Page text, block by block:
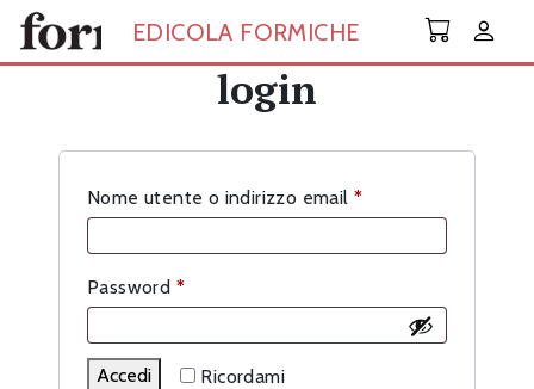
Skip to main content
EDICOLA FORMICHE
login
Nome utente o indirizzo email *Richiesto
Password *Richiesto
Ricordami
Accedi